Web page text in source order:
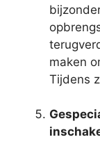
maken
Tijdens